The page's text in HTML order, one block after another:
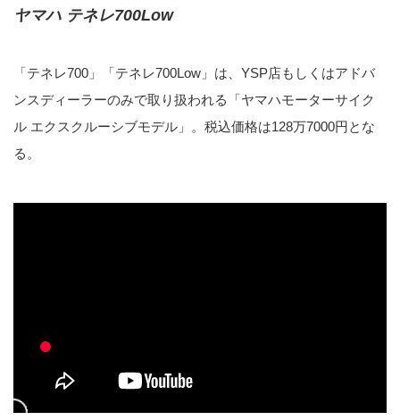
ヤマハ テネレ700Low
「テネレ700」「テネレ700Low」は、YSP店もしくはアドバ
ンスディーラーのみで取り扱われる「ヤマハモーターサイク
ル エクスクルーシブモデル」。税込価格は128万7000円とな
る。